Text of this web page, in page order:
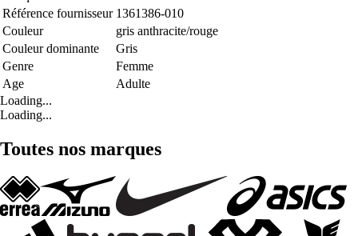
Référence fournisseur 1361386-010
Couleur
gris anthracite/rouge
Couleur dominante
Gris
Genre
Femme
Age
Adulte
Loading...
Loading...
Toutes nos marques